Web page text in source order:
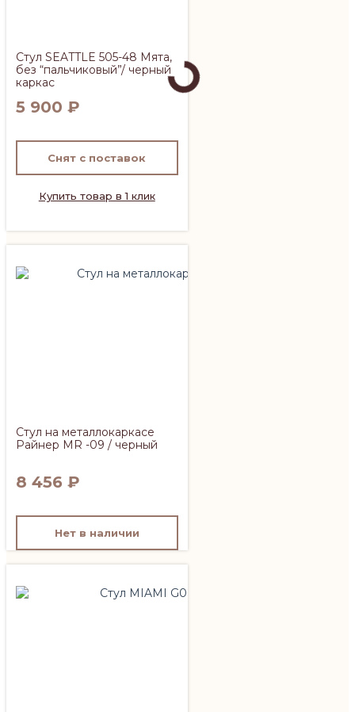
Стул SEATTLE 505-48 Мята,
без “пальчиковый”/ черный
каркас
5 900 ₽
Снят с поставок
Купить товар в 1 клик
Стул на металлокаркасе
Райнер MR -09 / черный
8 456 ₽
Нет в наличии